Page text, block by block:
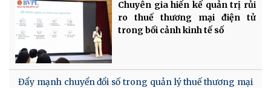
Chuyên gia hiến kế quản trị rủi
ro thuế thương mại điện tử
trong bối cảnh kinh tế số
Đẩy mạnh chuyển đổi số trong quản lý thuế thương mại